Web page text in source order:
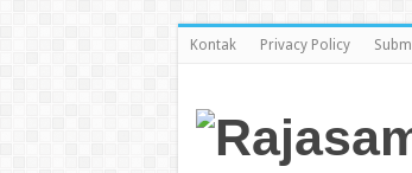
Kontak Privacy Policy